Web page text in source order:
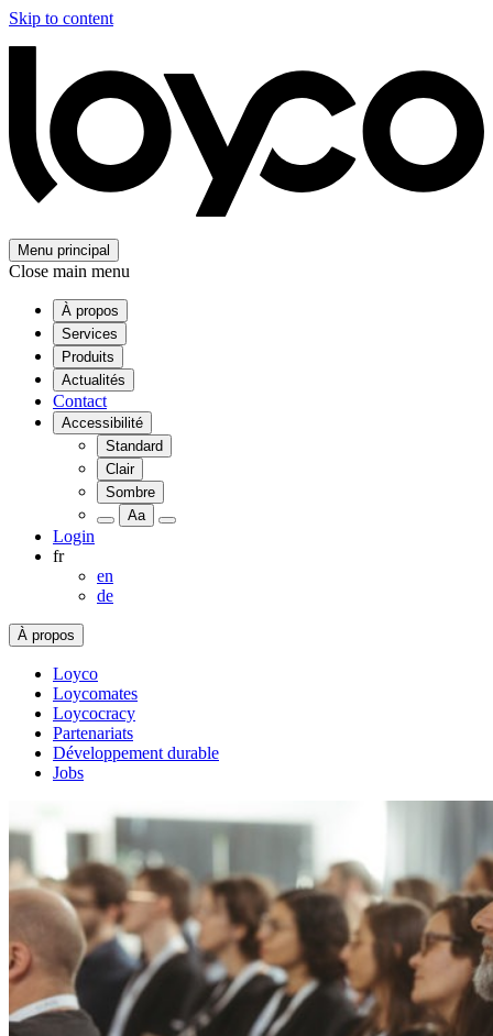
Skip to content
Menu principal
Close main menu
À propos
Services
Produits
Actualités
Contact
Accessibilité
Standard
Clair
Sombre
Aa
Login
fr
en
de
À propos
Loyco
Loycomates
Loycocracy
Partenariats
Développement durable
Jobs